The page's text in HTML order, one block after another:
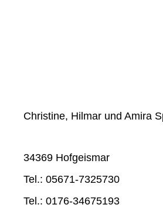
Christine, Hilmar und Amira
34369 Hofgeismar
Tel.: 05671-7325730
Tel.: 0176-34675193